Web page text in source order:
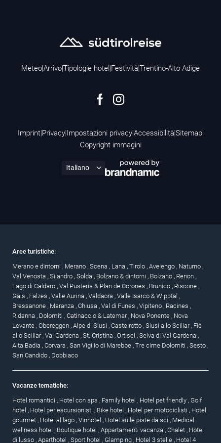
Meteo|Arrivo|Tipologie hotel |Festività|Trentino-Alto Adige
Imprint|Privacy|Impostazioni privacy|Accessibilità|Sitemap|
Copyright immagini
Aree turistiche:
Merano e dintorni , Merano , Scena , Lana , Tirolo , Avelengo , Naturno ,
Val Venosta , Silandro , Solda , Bolzano & dintorni , Bolzano , Renon ,
Lago di Caldaro , Val Pusteria & Plan de Corones , Brunico , Riscone ,
Gais , Falzes , Valle Aurina , Valdaora , Valle Isarco & Wipptal ,
Bressanone , Maranza , Chiusa , Val di Funes , Vipiteno , Racines ,
Ridanna , Dolomiti , Catinaccio & Latemar , Nova Ponente , Nova
Levante , Obereggen , Alpe di Siusi , Castelrotto , Siusi allo Sciliar , Fiè
allo Sciliar , Val Gardena , St. Cristina , Ortisei , Selva di Val Gardena ,
Alta Badia , Corvara , San Vigilio di Marebbe , Tre cime Dolomiti , Sesto ,
San Candido , Dobbiaco
Vacanze tematiche:
Hotel romantici , Hotel con spa , Family hotel , Hotel pet friendly , Golf
hotel , Hotel per escursionisti , Bike hotel , Hotel per motociclisti , Hotel
gourmet , Hotel al lago , Vinhotel , Hotel sulle piste da sci , Medical
wellness hotel , Boutique hotel , Appartamenti vacanza , Chalet , Hotel
di lusso , Aparthotel , Sport hotel , Glamping , Hotel 3 stelle , Hotel 4